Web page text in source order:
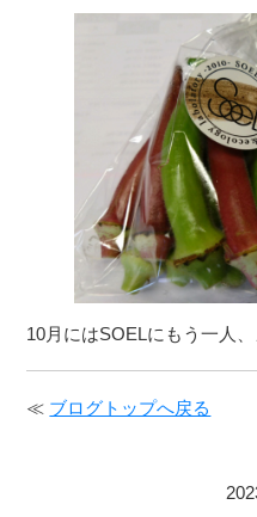
10月にはSOELにもう一人
≪ ブログトップへ戻る